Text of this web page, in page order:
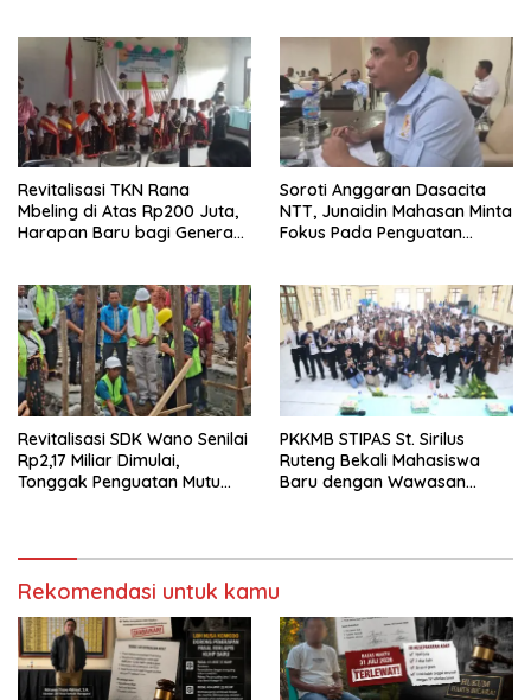
Pengabaian Sanksi Adat
Revitalisasi TKN Rana
Mbeling di Atas Rp200 Juta,
Harapan Baru bagi Generasi
Soroti Anggaran Dasacita
NTT, Junaidin Mahasan Minta
Fokus Pada Penguatan
Revitalisasi SDK Wano Senilai
Rp2,17 Miliar Dimulai,
Tonggak Penguatan Mutu
PKKMB STIPAS St. Sirilus
Ruteng Bekali Mahasiswa
Baru dengan Wawasan
Rekomendasi untuk kamu